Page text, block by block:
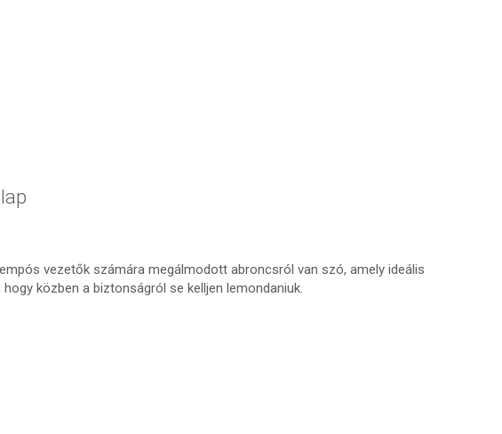
vezetők számára megálmodott abroncsról van szó, amely ideális
közben a biztonságról se kelljen lemondaniuk.